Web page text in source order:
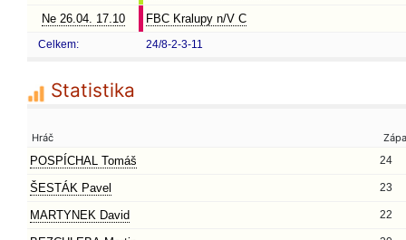
Ne 26.04. 17.10
FBC Kralupy n/V C
Celkem: 24/8-2-3-11
Statistika
Hráč
POSPÍCHAL Tomáš 24
ŠESTÁK Pavel 23
MARTYNEK David 22